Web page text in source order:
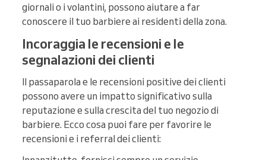
giornali o i volantini, possono aiutare a far
conoscere il tuo barbiere ai residenti della zona.
Incoraggia le recensioni e le
segnalazioni dei clienti
Il passaparola e le recensioni positive dei clienti
possono avere un impatto significativo sulla
reputazione e sulla crescita del tuo negozio di
barbiere. Ecco cosa puoi fare per favorire le
recensioni e i referral dei clienti: